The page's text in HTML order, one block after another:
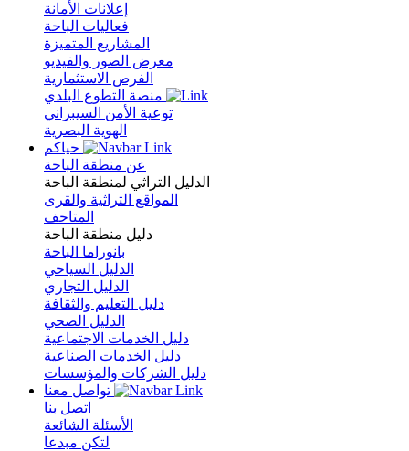
إعلانات الأمانة
فعاليات الباحة
المشاريع المتميزة
معرض الصور والفيديو
الفرص الاستثمارية
منصة التطوع البلدي
توعية الأمن السيبراني
الهوية البصرية
عن منطقة الباحة
الدليل التراثي لمنطقة الباحة
المواقع التراثية والقرى
المتاحف
دليل منطقة الباحة
بانوراما الباحة
الدليل السياحي
الدليل التجاري
دليل التعليم والثقافة
الدليل الصحي
دليل الخدمات الاجتماعية
دليل الخدمات الصناعية
دليل الشركات والمؤسسات
اتصل بنا
الأسئلة الشائعة
لتكن مبدعا